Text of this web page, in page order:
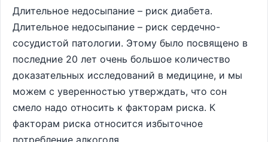
Длительное недосыпание – риск диабета.
Длительное недосыпание – риск сердечно-
сосудистой патологии. Этому было посвящено в
последние 20 лет очень большое количество
доказательных исследований в медицине, и мы
можем с уверенностью утверждать, что сон
смело надо относить к факторам риска. К
факторам риска относится избыточное
потребление алкоголя.